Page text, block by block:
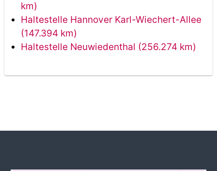
km)
Haltestelle Hannover Karl-Wiechert-Allee
(147.394 km)
Haltestelle Neuwiedenthal (256.274 km)